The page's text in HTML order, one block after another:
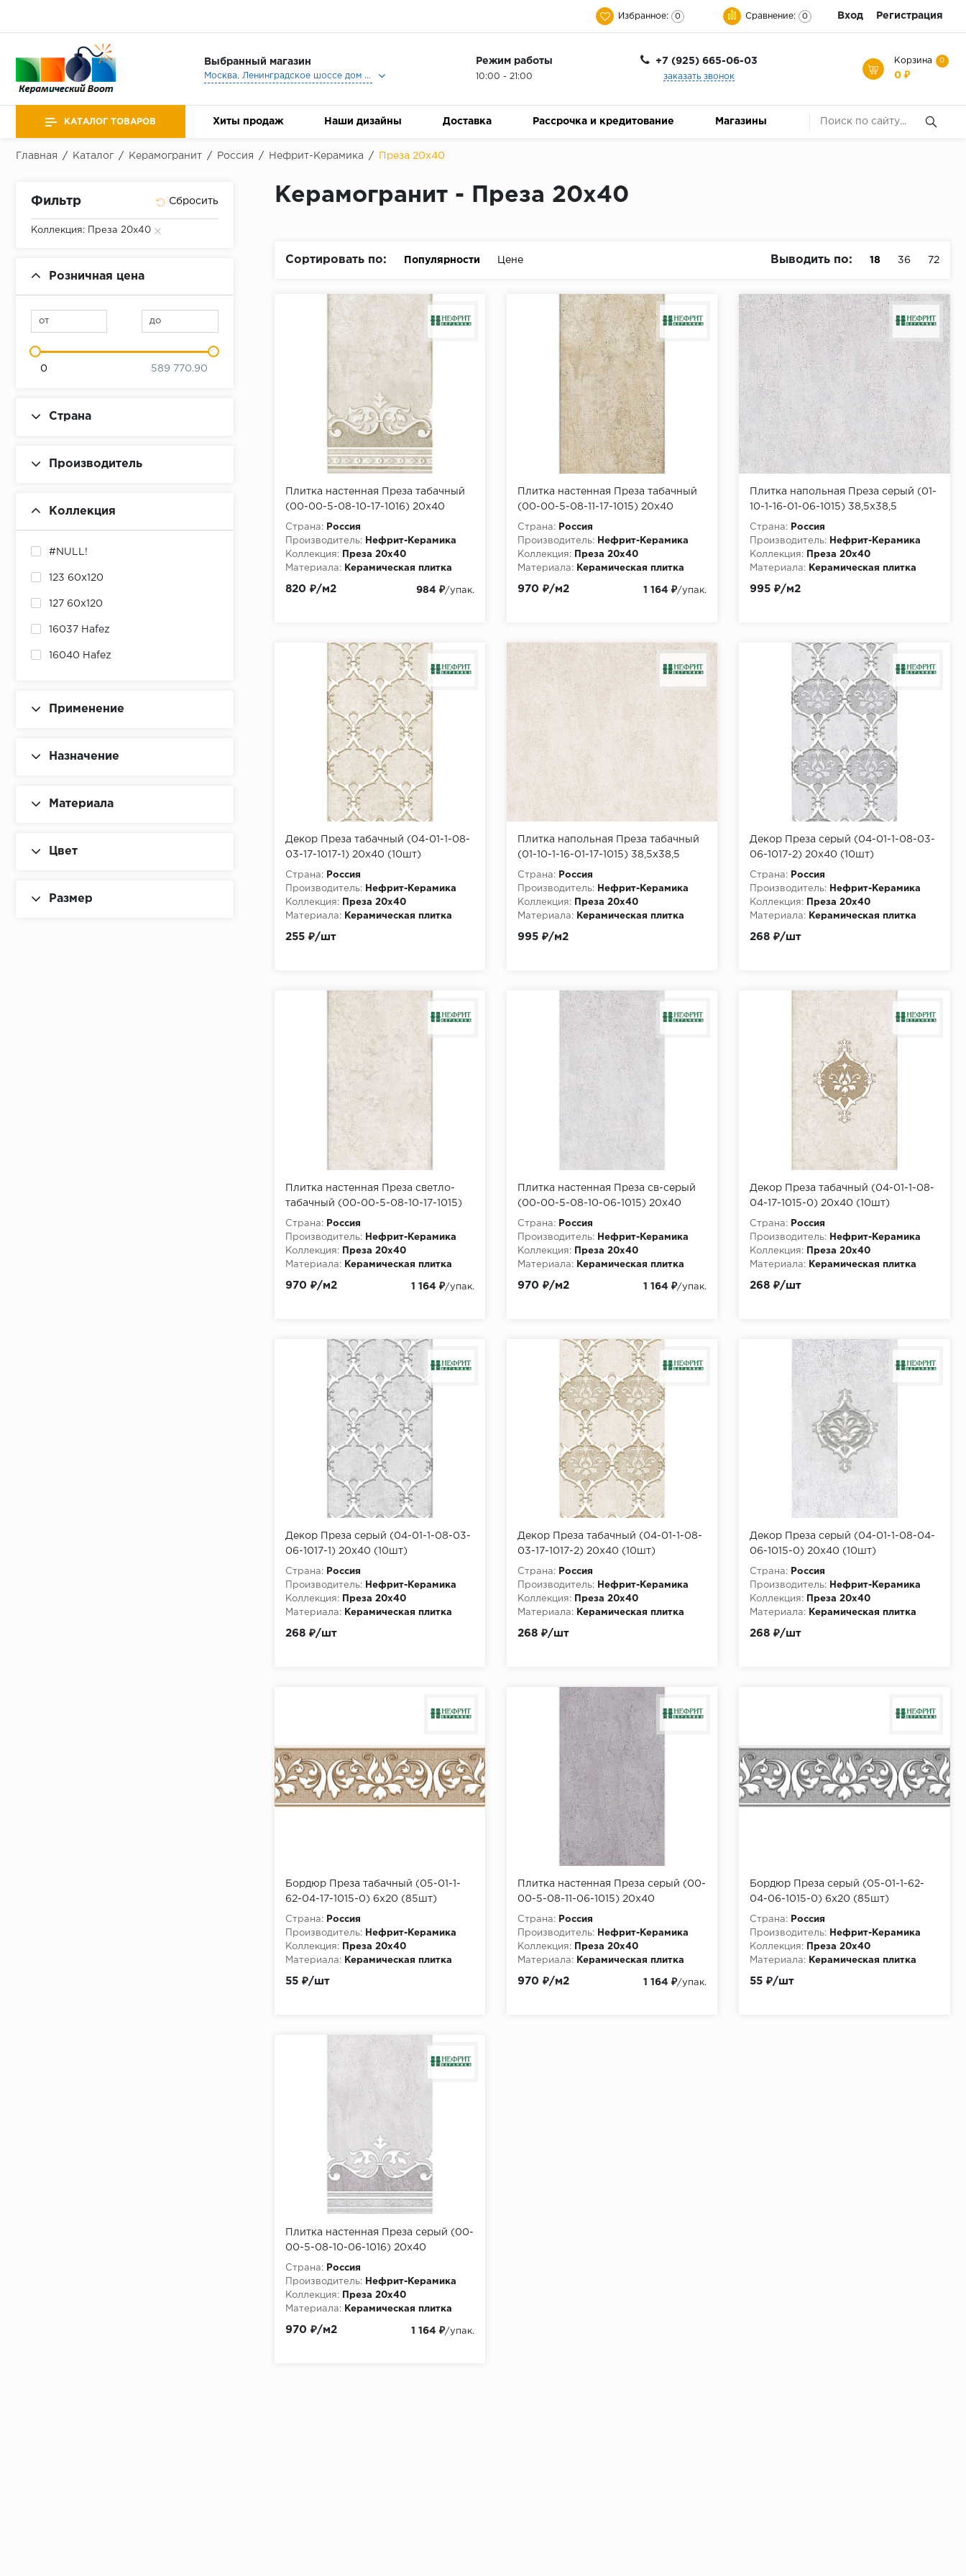
Избранное: 0 Сравнение: 0 Вход Регистрация
Выбранный магазин
Москва, Ленинградское шоссе дом 25, Торговый Центр Family Room, 2-ой этаж, Магазин Керамический Бум.
Режим работы
10:00 - 21:00
+7 (925) 665-06-03
заказать звонок
Корзина 0
0 ₽
КАТАЛОГ ТОВАРОВ Хиты продаж Наши дизайны Доставка Рассрочка и кредитование Магазины
Главная / Каталог / Керамогранит / Россия / Нефрит-Керамика / Преза 20х40
Фильтр
Коллекция: Преза 20х40
Розничная цена
от до
0 589 770.90
Страна
Производитель
Коллекция
#NULL!
123 60x120
127 60x120
16037 Hafez
16040 Hafez
16058 Hafez
2cm (60х60) LANDGRACE
3D Deco
Применение
Назначение
Материала
Цвет
Размер
Керамогранит - Преза 20х40
Сортировать по: Популярности Цене Выводить по: 18 36 72
Плитка настенная Преза табачный
(00-00-5-08-10-17-1016) 20х40
(1,2м2/64,8м2/54уп)
Страна:
Россия
Производитель:
Нефрит-Керамика
Коллекция:
Преза 20х40
Материала:
Керамическая плитка
820 ₽/м2 984 ₽/упак.
Плитка настенная Преза табачный
(00-00-5-08-11-17-1015) 20х40
(1,2м2/64,8м2/54уп)
Страна:
Россия
Производитель:
Нефрит-Керамика
Коллекция:
Преза 20х40
Материала:
Керамическая плитка
970 ₽/м2 1 164 ₽/упак.
Плитка напольная Преза серый (01-
10-1-16-01-06-1015) 38,5х38,5
(0,888м2/63,936м2/72уп)
Страна:
Россия
Производитель:
Нефрит-Керамика
Коллекция:
Преза 20х40
Материала:
Керамическая плитка
995 ₽/м2
Декор Преза табачный (04-01-1-08-
03-17-1017-1) 20х40 (10шт)
Страна:
Россия
Производитель:
Нефрит-Керамика
Коллекция:
Преза 20х40
Материала:
Керамическая плитка
255 ₽/шт
Плитка напольная Преза табачный
(01-10-1-16-01-17-1015) 38,5х38,5
(0,888м2/63,936м2/72уп)
Страна:
Россия
Производитель:
Нефрит-Керамика
Коллекция:
Преза 20х40
Материала:
Керамическая плитка
995 ₽/м2
Декор Преза серый (04-01-1-08-03-
06-1017-2) 20х40 (10шт)
Страна:
Россия
Производитель:
Нефрит-Керамика
Коллекция:
Преза 20х40
Материала:
Керамическая плитка
268 ₽/шт
Плитка настенная Преза светло-
табачный (00-00-5-08-10-17-1015)
20х40 (1,2м2/64,8м2/54уп)
Страна:
Россия
Производитель:
Нефрит-Керамика
Коллекция:
Преза 20х40
Материала:
Керамическая плитка
970 ₽/м2 1 164 ₽/упак.
Плитка настенная Преза св-серый
(00-00-5-08-10-06-1015) 20х40
(1,2м2/64,8м2/54уп)
Страна:
Россия
Производитель:
Нефрит-Керамика
Коллекция:
Преза 20х40
Материала:
Керамическая плитка
970 ₽/м2 1 164 ₽/упак.
Декор Преза табачный (04-01-1-08-
04-17-1015-0) 20х40 (10шт)
Страна:
Россия
Производитель:
Нефрит-Керамика
Коллекция:
Преза 20х40
Материала:
Керамическая плитка
268 ₽/шт
Декор Преза серый (04-01-1-08-03-
06-1017-1) 20х40 (10шт)
Страна:
Россия
Производитель:
Нефрит-Керамика
Коллекция:
Преза 20х40
Материала:
Керамическая плитка
268 ₽/шт
Декор Преза табачный (04-01-1-08-
03-17-1017-2) 20х40 (10шт)
Страна:
Россия
Производитель:
Нефрит-Керамика
Коллекция:
Преза 20х40
Материала:
Керамическая плитка
268 ₽/шт
Декор Преза серый (04-01-1-08-04-
06-1015-0) 20х40 (10шт)
Страна:
Россия
Производитель:
Нефрит-Керамика
Коллекция:
Преза 20х40
Материала:
Керамическая плитка
268 ₽/шт
Бордюр Преза табачный (05-01-1-
62-04-17-1015-0) 6х20 (85шт)
Страна:
Россия
Производитель:
Нефрит-Керамика
Коллекция:
Преза 20х40
Материала:
Керамическая плитка
55 ₽/шт
Плитка настенная Преза серый (00-
00-5-08-11-06-1015) 20х40
(1,2м2/64,8м2/54уп)
Страна:
Россия
Производитель:
Нефрит-Керамика
Коллекция:
Преза 20х40
Материала:
Керамическая плитка
970 ₽/м2 1 164 ₽/упак.
Бордюр Преза серый (05-01-1-62-
04-06-1015-0) 6х20 (85шт)
Страна:
Россия
Производитель:
Нефрит-Керамика
Коллекция:
Преза 20х40
Материала:
Керамическая плитка
55 ₽/шт
Плитка настенная Преза серый (00-
00-5-08-10-06-1016) 20х40
(1,2м2/64,8м2/54уп)
Страна:
Россия
Производитель:
Нефрит-Керамика
Коллекция:
Преза 20х40
Материала:
Керамическая плитка
970 ₽/м2 1 164 ₽/упак.